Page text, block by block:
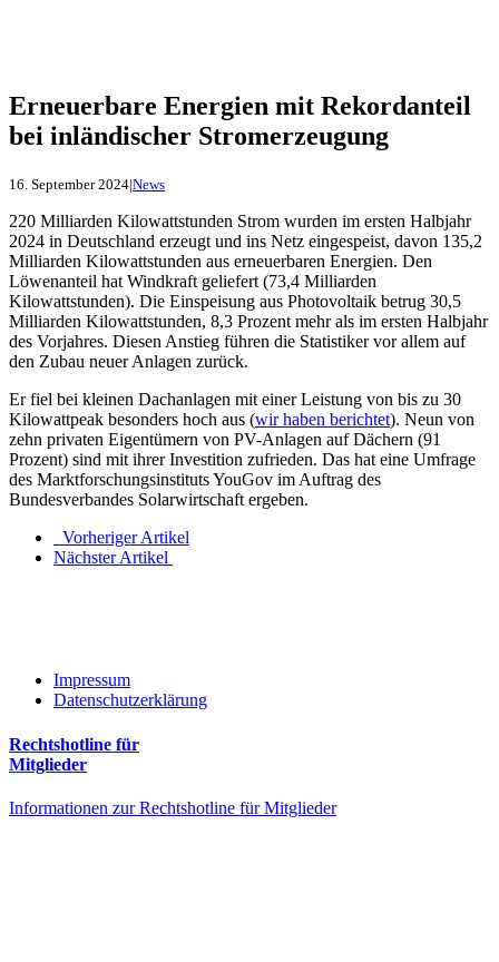
Erneuerbare Energien mit Rekordanteil
bei inländischer Stromerzeugung
16. September 2024|News
220 Milliarden Kilowattstunden Strom wurden im ersten Halbjahr
2024 in Deutschland erzeugt und ins Netz eingespeist, davon 135,2
Milliarden Kilowattstunden aus erneuerbaren Energien. Den
Löwenanteil hat Windkraft geliefert (73,4 Milliarden
Kilowattstunden). Die Einspeisung aus Photovoltaik betrug 30,5
Milliarden Kilowattstunden, 8,3 Prozent mehr als im ersten Halbjahr
des Vorjahres. Diesen Anstieg führen die Statistiker vor allem auf
den Zubau neuer Anlagen zurück.
Er fiel bei kleinen Dachanlagen mit einer Leistung von bis zu 30
Kilowattpeak besonders hoch aus (wir haben berichtet). Neun von
zehn privaten Eigentümern von PV-Anlagen auf Dächern (91
Prozent) sind mit ihrer Investition zufrieden. Das hat eine Umfrage
des Marktforschungsinstituts YouGov im Auftrag des
Bundesverbandes Solarwirtschaft ergeben.
Vorheriger Artikel
Nächster Artikel
Impressum
Datenschutzerklärung
Rechtshotline für
Mitglieder
Informationen zur Rechtshotline für Mitglieder